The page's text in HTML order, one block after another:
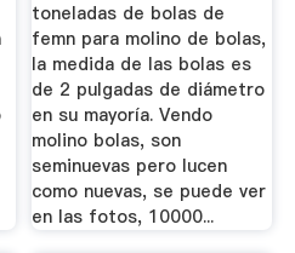
toneladas de bolas de
femn para molino de bolas,
la medida de las bolas es
de 2 pulgadas de diámetro
en su mayoría. Vendo
molino bolas, son
seminuevas pero lucen
como nuevas, se puede ver
en las fotos, 10000...